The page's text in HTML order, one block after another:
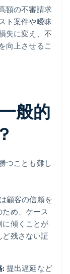
額の不審請求
ト案件や曖昧
失に変え、不
向上させるこ
般的
つことも難し
顧客の信頼を
め、ケース
傾くことが
残さない証
: 提出遅延など